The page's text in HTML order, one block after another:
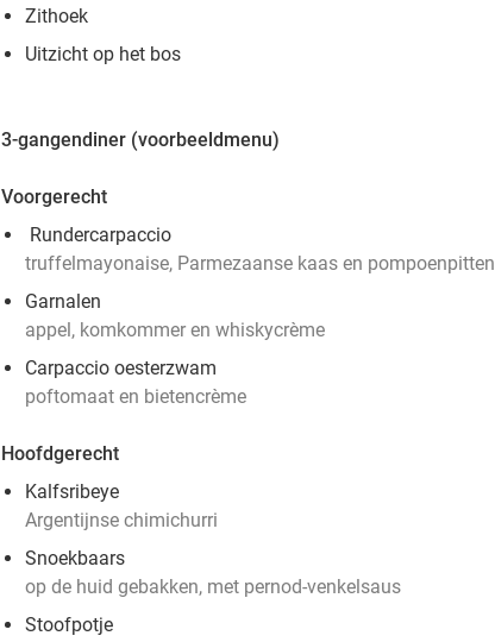
Zithoek
Uitzicht op het bos
3-gangendiner (voorbeeldmenu)
Voorgerecht
Rundercarpaccio
truffelmayonaise, Parmezaanse kaas en pompoenpitten
Garnalen
appel, komkommer en whiskycrème
Carpaccio oesterzwam
poftomaat en bietencrème
Hoofdgerecht
Kalfsribeye
Argentijnse chimichurri
Snoekbaars
op de huid gebakken, met pernod-venkelsaus
Stoofpotje